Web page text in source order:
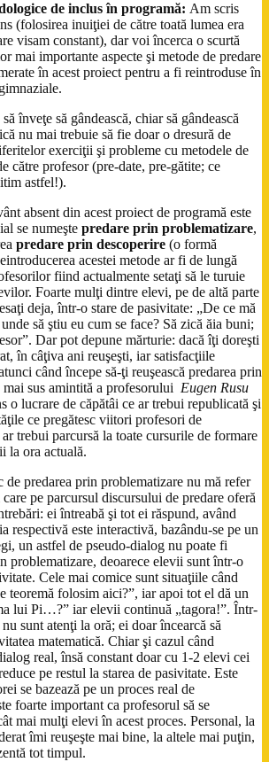
de inclus în programă: Am scris
(folosirea inuiţiei de către toată lumea era
visam constant), dar voi încerca o scurtă
mai importante aspecte şi metode de predare
în acest proiect pentru a fi reintroduse în
înveţe să gândească, chiar să gândească
nu mai trebuie să fie doar o dresură de
exerciţii şi probleme cu metodele de
către profesor (pre-date, pre-gătite; ce
astfel!).
absent din acest proiect de programă este
se numeşte predare prin problematizare,
predare prin descoperire (o formă
acestei metode ar fi de lungă
fiind actualmente setaţi să le turuie
Foarte mulţi dintre elevi, pe de altă parte
deja, într-o stare de pasivitate: „De ce mă
să ştiu eu cum se face? Să zică ăia buni;
Dar pot depune mărturie: dacă îţi doreşti
în câţiva ani reuşeşti, iar satisfacţiile
când începe să-ţi reuşească predarea prin
sus amintită a profesorului Eugen Rusu
o lucrare de căpătâi ce ar trebui republicată şi
ce pregătesc viitori profesori de
trebui parcursă la toate cursurile de formare
la ora actuală.
de predarea prin problematizare nu mă refer
pe parcursul discursului de predare oferă
ei întreabă şi tot ei răspund, având
respectivă este interactivă, bazându-se pe un
un astfel de pseudo-dialog nu poate fi
problematizare, deoarece elevii sunt într-o
Cele mai comice sunt situaţiile când
teoremă folosim aici?”, iar apoi tot el dă un
lui Pi…?” iar elevii continuă „tagora!”. Într-
sunt atenţi la oră; ei doar încearcă să
matematică. Chiar şi cazul când
real, însă constant doar cu 1-2 elevi cei
pe restul la starea de pasivitate. Este
se bazează pe un proces real de
foarte important ca profesorul să se
mai mulţi elevi în acest proces. Personal, la
îmi reuşeşte mai bine, la altele mai puţin,
tot timpul.